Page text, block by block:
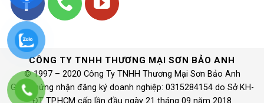
CÔNG TY TNHH THƯƠNG MẠI SƠN BẢO ANH
© 1997 – 2020 Công Ty TNHH Thương Mại Sơn Bảo Anh
Giấy chứng nhận đăng ký doanh nghiệp: 0315284154 do Sở KH-
ĐT TP.HCM cấp lần đầu ngày 21 tháng 09 năm 2018